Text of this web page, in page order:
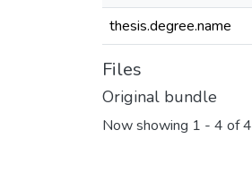
thesis.degree.name
Files
Original bundle
Now showing 1 - 4 of 4